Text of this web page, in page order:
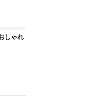
しゃれ